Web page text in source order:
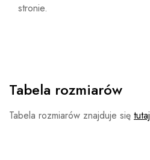
stronie.
Tabela rozmiarów
Tabela rozmiarów znajduje się tutaj